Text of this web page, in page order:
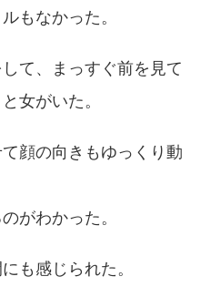
もなかった。
て、まっすぐ前を見て
女がいた。
顔の向きもゆっくり動
がわかった。
も感じられた。